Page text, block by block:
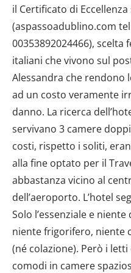
il Certificato di
(aspassoadublino.com
00353892024466), scelta
italiani che vivono sul
Alessandra che rendono
ad un costo veramente
danno. La ricerca
servivano 3 camere
costi, rispetto i soliti,
alla fine optato per il
abbastanza vicino al
dell’aeroporto. L’hotel
Solo l’essenziale e
niente frigorifero, niente
(né colazione). Però i
comodi in camere